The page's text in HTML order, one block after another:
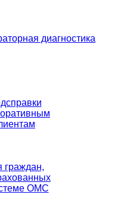
диагностика
граждан,
ОМС